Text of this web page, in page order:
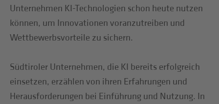
Unternehmen KI-Technologien schon heute nutzen
können, um Innovationen voranzutreiben und
Wettbewerbsvorteile zu sichern.
Südtiroler Unternehmen, die KI bereits erfolgreich
einsetzen, erzählen von ihren Erfahrungen und
Herausforderungen bei Einführung und Nutzung. In